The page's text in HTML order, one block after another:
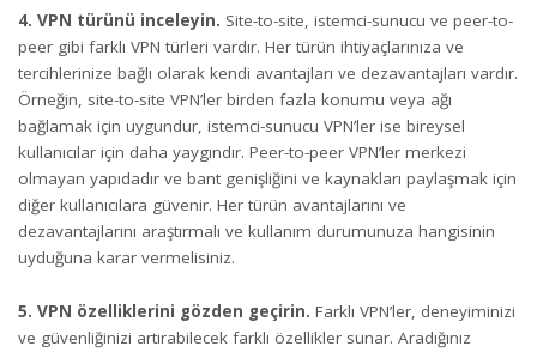
4. VPN türünü inceleyin. Site-to-site, istemci-sunucu ve peer-to-
peer gibi farklı VPN türleri vardır. Her türün ihtiyaçlarınıza ve
tercihlerinize bağlı olarak kendi avantajları ve dezavantajları vardır.
Örneğin, site-to-site VPN’ler birden fazla konumu veya ağı
bağlamak için uygundur, istemci-sunucu VPN’ler ise bireysel
kullanıcılar için daha yaygındır. Peer-to-peer VPN’ler merkezi
olmayan yapıdadır ve bant genişliğini ve kaynakları paylaşmak için
diğer kullanıcılara güvenir. Her türün avantajlarını ve
dezavantajlarını araştırmalı ve kullanım durumunuza hangisinin
uyduğuna karar vermelisiniz.
5. VPN özelliklerini gözden geçirin. Farklı VPN’ler, deneyiminizi
ve güvenliğinizi artırabilecek farklı özellikler sunar. Aradığınız